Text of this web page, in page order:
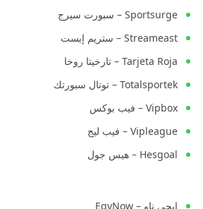
Sportsurge – سبورت سيرج
Streameast – ستريم إيست
Tarjeta Roja – تارخيتا روخا
Totalsportek – توتال سبورتك
Vipbox – فيب بوكس
Vipleague – فيب ليج
Hesgoal – هيس جول
ايجي ناو – EgyNow